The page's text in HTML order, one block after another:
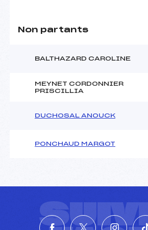
Ouvreurs C :
Neige :
Nombre de portes :
Ouvreurs B :
Ouvreurs D :
Ouvreurs E :
Non partants
BALTHAZARD CAROLINE
MEYNET CORDONNIER
PRISCILLIA
DUCHOSAL ANOUCK
PONCHAUD MARGOT